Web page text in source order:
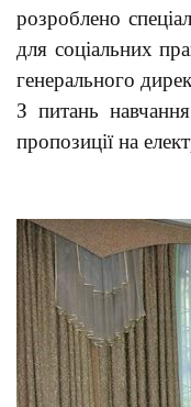
розроблено
для соціальних
генерального
З питань
пропозиції на